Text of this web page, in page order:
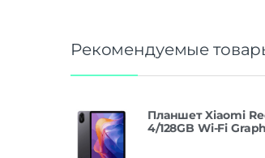
Рекомендуемые
Планшет Xiaomi
4/128GB Wi-Fi